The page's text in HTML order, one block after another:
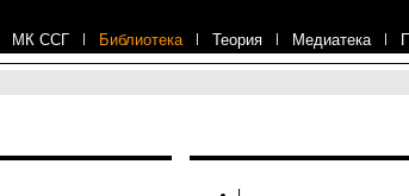
МК ССГ | Библиотека | Теория | Медиатека |